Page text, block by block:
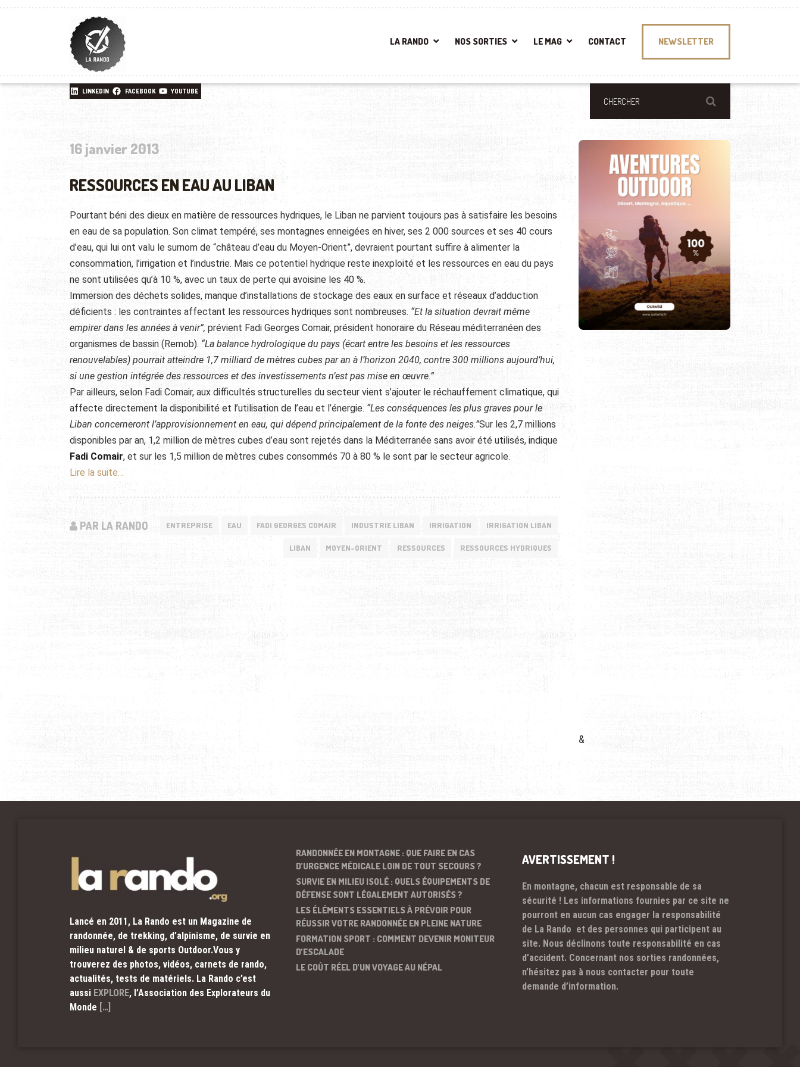
LA RANDO NOS SORTIES LE MAG CONTACT NEWSLETTER
LINKEDIN FACEBOOK YOUTUBE
16 janvier 2013
RESSOURCES EN EAU AU LIBAN
Pourtant béni des dieux en matière de ressources hydriques, le Liban ne parvient toujours pas à satisfaire les besoins
en eau de sa population. Son climat tempéré, ses montagnes enneigées en hiver, ses 2 000 sources et ses 40 cours
d’eau, qui lui ont valu le surnom de “château d’eau du Moyen-Orient”, devraient pourtant suffire à alimenter la
consommation, l’irrigation et l’industrie. Mais ce potentiel hydrique reste inexploité et les ressources en eau du pays
ne sont utilisées qu’à 10 %, avec un taux de perte qui avoisine les 40 %.
Immersion des déchets solides, manque d’installations de stockage des eaux en surface et réseaux d’adduction
déficients : les contraintes affectant les ressources hydriques sont nombreuses. “Et la situation devrait même
empirer dans les années à venir”, prévient Fadi Georges Comair, président honoraire du Réseau méditerranéen des
organismes de bassin (Remob). “La balance hydrologique du pays (écart entre les besoins et les ressources
renouvelables) pourrait atteindre 1,7 milliard de mètres cubes par an à l’horizon 2040, contre 300 millions aujourd’hui,
si une gestion intégrée des ressources et des investissements n’est pas mise en œuvre.”
Par ailleurs, selon Fadi Comair, aux difficultés structurelles du secteur vient s’ajouter le réchauffement climatique, qui
affecte directement la disponibilité et l’utilisation de l’eau et l’énergie. “Les conséquences les plus graves pour le
Liban concerneront l’approvisionnement en eau, qui dépend principalement de la fonte des neiges.”Sur les 2,7 millions
disponibles par an, 1,2 million de mètres cubes d’eau sont rejetés dans la Méditerranée sans avoir été utilisés, indique
Fadi Comair, et sur les 1,5 million de mètres cubes consommés 70 à 80 % le sont par le secteur agricole.
Lire la suite…
PAR LA RANDO ENTREPRISE EAU FADI GEORGES COMAIR INDUSTRIE LIBAN IRRIGATION IRRIGATION LIBAN
LIBAN MOYEN-ORIENT RESSOURCES RESSOURCES HYDRIQUES
&
Lancé en 2011, La Rando est un Magazine de
randonnée, de trekking, d’alpinisme, de survie en
milieu naturel & de sports Outdoor.Vous y
trouverez des photos, vidéos, carnets de rando,
actualités, tests de matériels. La Rando c’est
aussi EXPLORE, l’Association des Explorateurs du
Monde […]
RANDONNÉE EN MONTAGNE : QUE FAIRE EN CAS
D’URGENCE MÉDICALE LOIN DE TOUT SECOURS ?
SURVIE EN MILIEU ISOLÉ : QUELS ÉQUIPEMENTS DE
DÉFENSE SONT LÉGALEMENT AUTORISÉS ?
LES ÉLÉMENTS ESSENTIELS À PRÉVOIR POUR
RÉUSSIR VOTRE RANDONNÉE EN PLEINE NATURE
FORMATION SPORT : COMMENT DEVENIR MONITEUR
D’ESCALADE
LE COÛT RÉEL D’UN VOYAGE AU NÉPAL
AVERTISSEMENT !
En montagne, chacun est responsable de sa
sécurité ! Les informations fournies par ce site ne
pourront en aucun cas engager la responsabilité
de La Rando et des personnes qui participent au
site. Nous déclinons toute responsabilité en cas
d’accident. Concernant nos sorties randonnées,
n’hésitez pas à nous contacter pour toute
demande d’information.